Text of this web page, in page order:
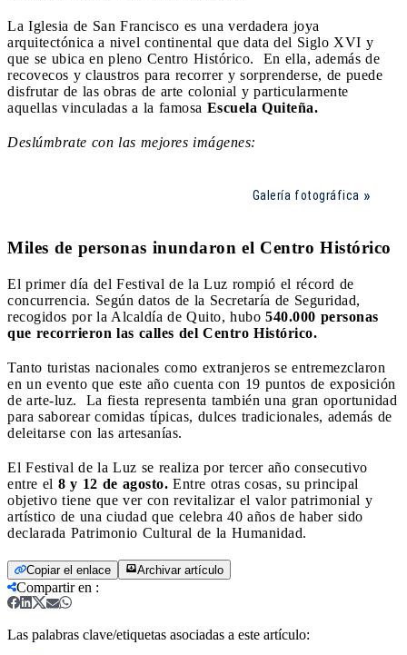
La Iglesia de San Francisco es una verdadera joya
arquitectónica a nivel continental que data del Siglo XVI y
que se ubica en pleno Centro Histórico. En ella, además de
recovecos y claustros para recorrer y sorprenderse, de puede
disfrutar de las obras de arte colonial y particularmente
aquellas vinculadas a la famosa Escuela Quiteña.
Deslúmbrate con las mejores imágenes:
Galería fotográfica
Miles de personas inundaron el Centro Histórico
El primer día del Festival de la Luz rompió el récord de
concurrencia. Según datos de la Secretaría de Seguridad,
recogidos por la Alcaldía de Quito, hubo 540.000 personas
que recorrieron las calles del Centro Histórico.
Tanto turistas nacionales como extranjeros se entremezclaron
en un evento que este año cuenta con 19 puntos de exposición
de arte-luz. La fiesta representa también una gran oportunidad
para saborear comidas típicas, dulces tradicionales, además de
deleitarse con las artesanías.
El Festival de la Luz se realiza por tercer año consecutivo
entre el 8 y 12 de agosto. Entre otras cosas, su principal
objetivo tiene que ver con revitalizar el valor patrimonial y
artístico de una ciudad que celebra 40 años de haber sido
declarada Patrimonio Cultural de la Humanidad.
Copiar el enlace Archivar artículo
Compartir en :
Las palabras clave/etiquetas asociadas a este artículo: